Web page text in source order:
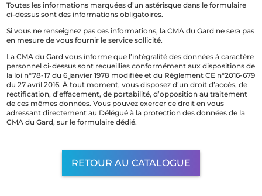
Toutes les informations marquées d’un astérisque dans le formulaire
ci-dessus sont des informations obligatoires.
Si vous ne renseignez pas ces informations, la CMA du Gard ne sera pas
en mesure de vous fournir le service sollicité.
La CMA du Gard vous informe que l’intégralité des données à caractère
personnel ci-dessus sont recueillies conformément aux dispositions de
la loi n°78-17 du 6 janvier 1978 modifiée et du Règlement CE n°2016-679
du 27 avril 2016. À tout moment, vous disposez d’un droit d’accès, de
rectification, d’effacement, de portabilité, d’opposition au traitement
de ces mêmes données. Vous pouvez exercer ce droit en vous
adressant directement au Délégué à la protection des données de la
CMA du Gard, sur leformulaire dédié.
RETOUR AU CATALOGUE